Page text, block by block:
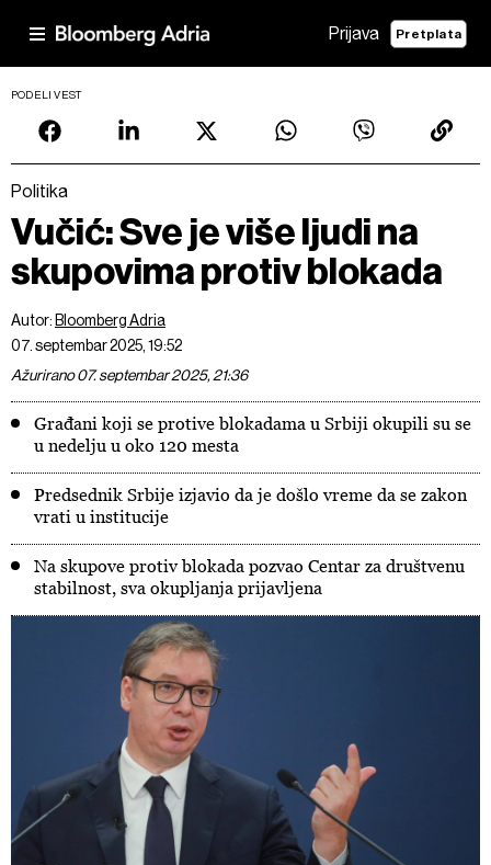
Prijava Pretplata
PODELI VEST
Politika
Vučić: Sve je više ljudi na
skupovima protiv blokada
Autor: Bloomberg Adria
07. septembar 2025, 19:52
Ažurirano 07. septembar 2025, 21:36
Građani koji se protive blokadama u Srbiji okupili su se
u nedelju u oko 120 mesta
Predsednik Srbije izjavio da je došlo vreme da se zakon
vrati u institucije
Na skupove protiv blokada pozvao Centar za društvenu
stabilnost, sva okupljanja prijavljena